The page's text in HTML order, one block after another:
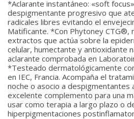
*Aclarante instantáneo: «soft
despigmentante progresivo que
radicales libres evitando el
Matificante. *Con Phytoney CTG®,
extractos que actúa sobre la
celular, humectante y antioxidante
aclarante comprobada en
*Testeado dermatológicamente
en IEC, Francia. Acompaña el
noche o asocio a despigmentantes
excelente complemento para una
usar como terapia a largo plazo o
hiperpigmentaciones